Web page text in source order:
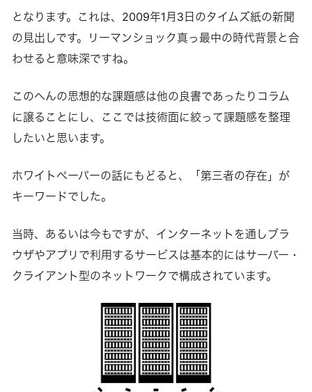
となります。これは、2009年1月3日のタイムズ紙の新聞
の見出しです。リーマンショック真っ最中の時代背景と合
わせると意味深ですね。
このへんの思想的な課題感は他の良書であったりコラム
に譲ることにし、ここでは技術面に絞って課題感を整理
したいと思います。
ホワイトペーパーの話にもどると、「第三者の存在」が
キーワードでした。
当時、あるいは今もですが、インターネットを通しブラ
ウザやアプリで利用するサービスは基本的にはサーバー・
クライアント型のネットワークで構成されています。